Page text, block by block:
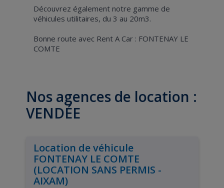
Découvrez également notre gamme de
véhicules utilitaires, du 3 au 20m3.
Bonne route avec Rent A Car : FONTENAY LE
COMTE
Nos agences de location :
VENDÉE
Location de véhicule
FONTENAY LE COMTE
(LOCATION SANS PERMIS -
AIXAM)